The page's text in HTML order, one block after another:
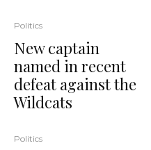
Politics
New captain
named in recent
defeat against the
Wildcats
Politics